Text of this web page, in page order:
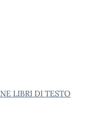
LIBRI DI TESTO